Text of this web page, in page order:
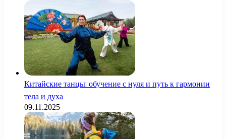
Китайские танцы: обучение с нуля и путь к гармонии
тела и духа
09.11.2025